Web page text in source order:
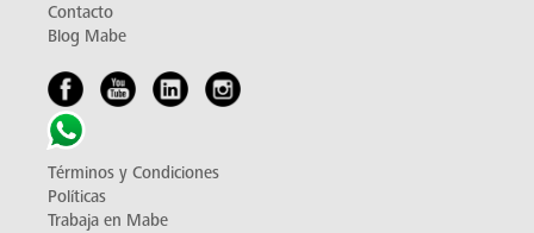
Contacto
Blog Mabe
Términos y Condiciones
Políticas
Trabaja en Mabe